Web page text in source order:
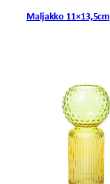
Maljakko 11×13,5cm